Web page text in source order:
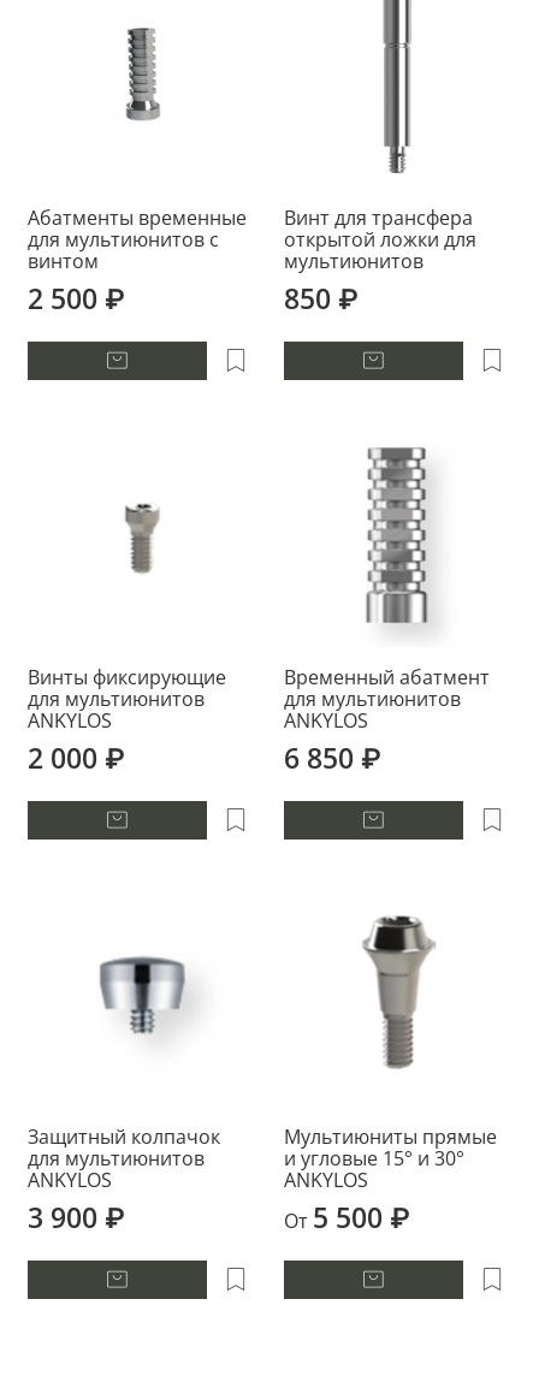
Абатменты временные
для мультиюнитов с
винтом
2 500 ₽
Винт для трансфера
открытой ложки для
мультиюнитов
850 ₽
Винты фиксирующие
для мультиюнитов
ANKYLOS
2 000 ₽
Временный абатмент
для мультиюнитов
ANKYLOS
6 850 ₽
Защитный колпачок
для мультиюнитов
ANKYLOS
3 900 ₽
Мультиюниты прямые
и угловые 15° и 30°
ANKYLOS
От 5 500 ₽